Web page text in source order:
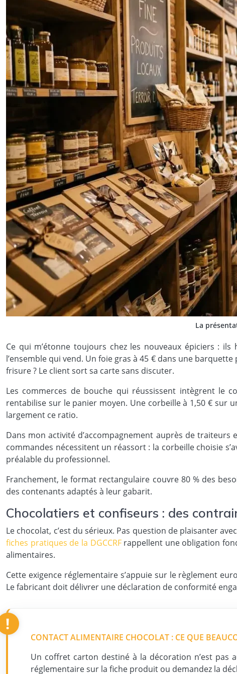
La
Ce qui m’étonne toujours chez les nouveaux épiciers :
l’ensemble qui vend. Un foie gras à 45 € dans une
frisure ? Le client sort sa carte sans discuter.
Les commerces de bouche qui réussissent intègrent le
rentabilise sur le panier moyen. Une corbeille à 1,50 € sur
largement ce ratio.
Dans mon activité d’accompagnement auprès de traiteurs
commandes nécessitent un réassort : la corbeille choisie
préalable du professionnel.
Franchement, le format rectangulaire couvre 80 % des
des contenants adaptés à leur gabarit.
Chocolatiers et confiseurs : des
Le chocolat, c’est du sérieux. Pas question de plaisanter
fiches pratiques de la DGCCRFrappellent une obligation
alimentaires.
Cette exigence réglementaire s’appuie sur le règlement
Le fabricant doit délivrer une déclaration de conformité
CONTACT ALIMENTAIRE CHOCOLAT : CE QUE
Un coffret carton destiné à la décoration n’est pas
réglementaire sur la fiche produit ou demandez la